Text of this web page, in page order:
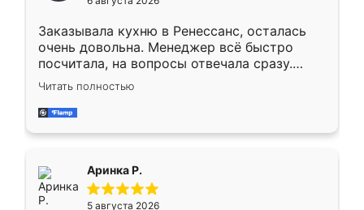
мебели буду заказывать только здесь.
Заказывала кухню в Ренессанс, осталась
очень довольна. Менеджер всё быстро
посчитала, на вопросы отвечала сразу.
Замерщик приехал в субботу, подошёл к
делу со всей ответственностью. Собрали
за день, ребята работали аккуратно, даже
Читать полностью
Аринка Р.
5 августа 2026